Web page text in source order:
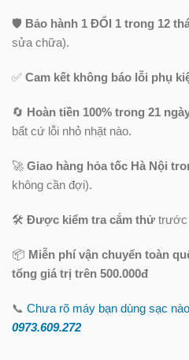
🛡️ Bảo hành 1 ĐỔI 1 trong 12
sửa chữa).
✅Cam kết không báo lỗi phụ
🔄 Hoàn tiền 100% trong 21
bất cứ lỗi nhỏ nhặt nào.
🚀Giao hàng hỏa tốc Hà Nội
không cần đợi).
🛠️Được kiểm tra cắm thử trước
📦 Miễn phí vận chuyển toàn
tổng giá trị trên 500.000đ
📞Chưa rõ máy bạn dùng sạc
0973.609.272